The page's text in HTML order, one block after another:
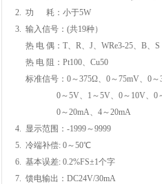
2. 功 耗：小于5W
3. 输入信号：(共19种）
热 电 偶：T、R、J、WRe3-25、B、S
热 电 阻：Pt100、Cu50
标准信号：0～375Ω、0～75mV、0～
0～5V、1～5V、0～10V、0～
0～20mA、4～20mA
4. 显示范围：-1999～9999
5. 冷端补偿: 0～50℃
6. 基本误差: 0.2%FS±1个字
7. 馈电输出：DC24V/30mA